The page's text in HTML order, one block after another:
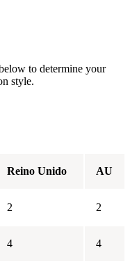
to determine your
style.
Reino Unido AU
2 2
4 4